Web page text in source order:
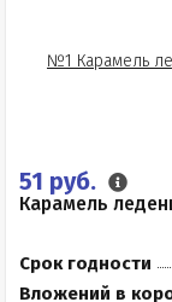
51 руб.
Карамель
Срок годности
Вложений в